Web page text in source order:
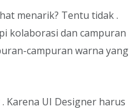
menarik? Tentu tidak .
kolaborasi dan campuran
campuran warna yang
Karena UI Designer harus